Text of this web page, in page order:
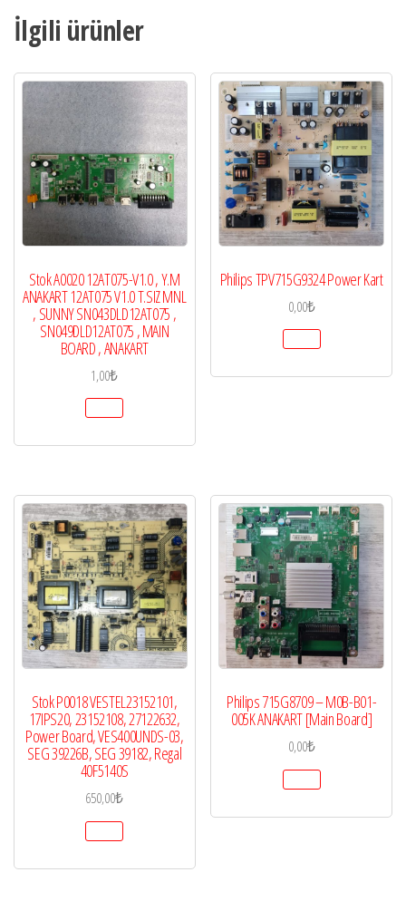
İlgili ürünler
Stok A0020 12AT075-V1.0 , Y.M
ANAKART 12AT075 V1.0 T.SIZ MNL
, SUNNY SN043DLD12AT075 ,
SN049DLD12AT075 , MAIN
BOARD , ANAKART
1,00₺
Philips TPV715G9324 Power Kart
0,00₺
Stok P0018 VESTEL23152101,
17IPS20, 23152108, 27122632,
Power Board, VES400UNDS-03,
SEG 39226B, SEG 39182, Regal
40F5140S
650,00₺
Philips 715G8709 – M0B-B01-
005K ANAKART [Main Board]
0,00₺